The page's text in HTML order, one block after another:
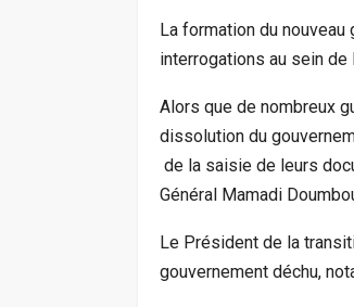
La formation du
interrogations au sein de
Alors que de nombreux
dissolution du
de la saisie de leurs
Général Mamadi
Le Président de la
gouvernement déchu,